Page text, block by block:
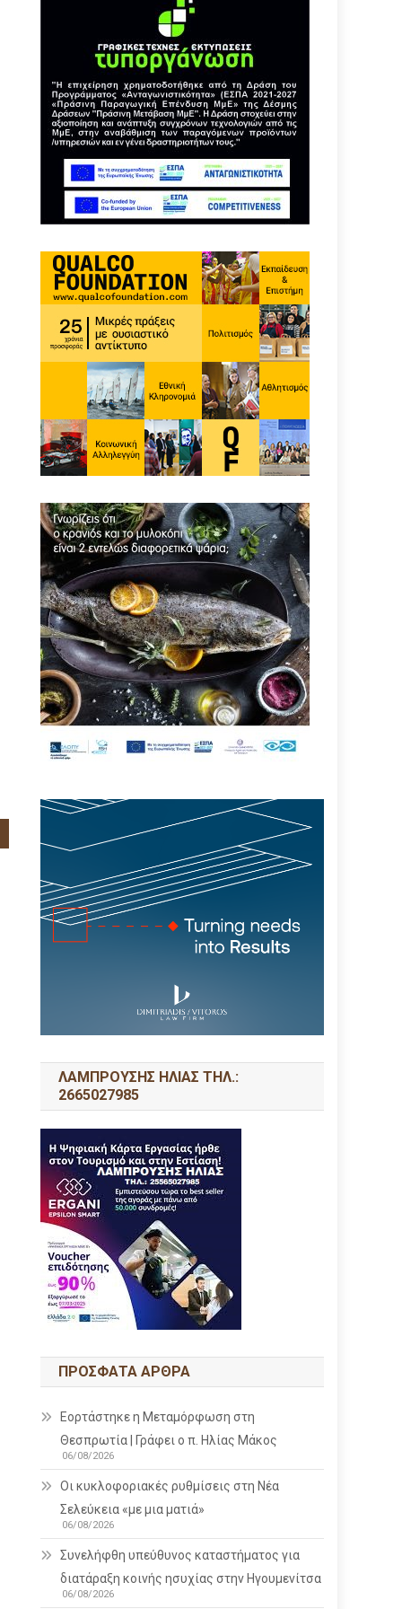
ΛΑΜΠΡΟΥΣΗΣ ΗΛΙΑΣ ΤΗΛ.:
2665027985
ΠΡΌΣΦΑΤΑ ΆΡΘΡΑ
Εορτάστηκε η Μεταμόρφωση στη
Θεσπρωτία | Γράφει ο π. Ηλίας Μάκος
06/08/2026
Οι κυκλοφοριακές ρυθμίσεις στη Νέα
Σελεύκεια «με μια ματιά»
06/08/2026
Συνελήφθη υπεύθυνος καταστήματος για
διατάραξη κοινής ησυχίας στην Ηγουμενίτσα
06/08/2026